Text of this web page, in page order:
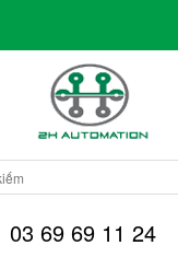
03 69 69 11 24